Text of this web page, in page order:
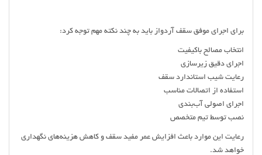
برای اجرای موفق سقف آردواز باید به چند نکته مهم توجه کرد:
انتخاب مصالح باکیفیت
اجرای دقیق زیرسازی
رعایت شیب استاندارد سقف
استفاده از اتصالات مناسب
اجرای اصولی آب‌بندی
نصب توسط تیم متخصص
رعایت این موارد باعث افزایش عمر مفید سقف و کاهش هزینه‌های نگهداری
خواهد شد.